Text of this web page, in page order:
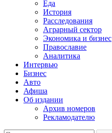
Еда
История
Расследования
Аграрный сектор
Экономика и бизнес
Православие
Аналитика
Интервью
Бизнес
Авто
Афиша
Об издании
Архив номеров
Рекламодателю